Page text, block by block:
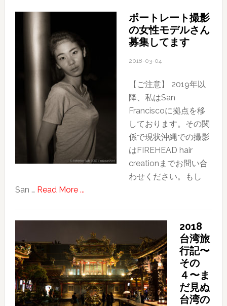
ポートレート撮影
の女性モデルさん
募集してます
2018-03-04
【ご注意】 2019年以
降、私はSan
Franciscoに拠点を移
しております。その関
係で現状沖縄での撮影
はFIREHEAD hair
creationまでお問い合
わせください。もし
San … Read More ...about
レ
ー
ト
撮
影
2018
台湾旅
行記〜
その
４〜ま
だ見ぬ
台湾の